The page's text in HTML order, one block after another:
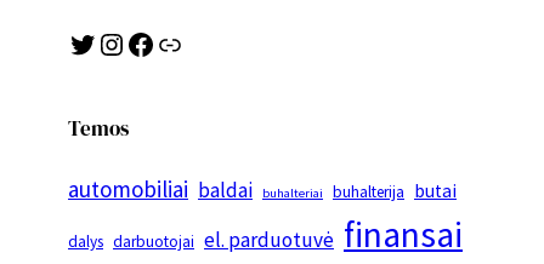
Twitter Instagram Facebook Link
Temos
automobiliai baldai buhalteriai buhalterija butai
dalys darbuotojai el. parduotuvė finansai